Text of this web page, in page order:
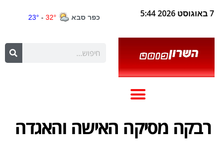
7 באוגוסט 2026 5:44
רבקה מסיקה האישה והאגדה